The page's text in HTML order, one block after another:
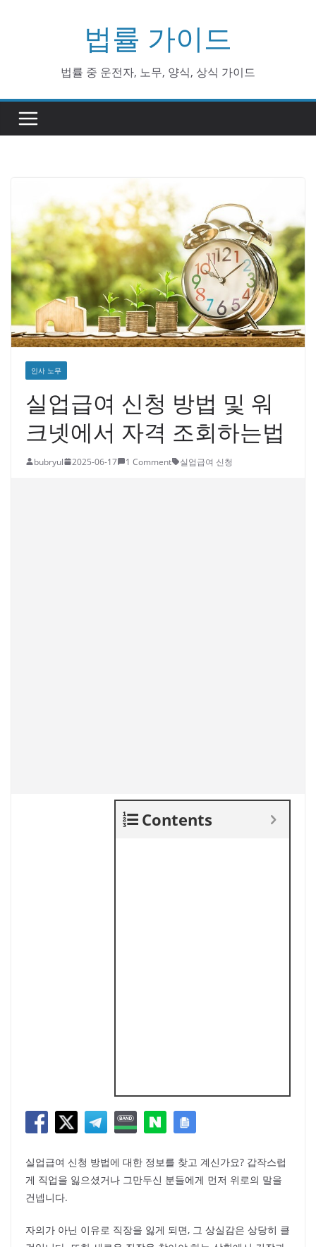
법률 가이드
법률 중 운전자, 노무, 양식, 상식 가이드
인사 노무
실업급여 신청 방법 및 워
크넷에서 자격 조회하는법
bubryul 2025-06-17 1 Comment 실업급여 신청
Contents
실업급여 신청 방법에 대한 정보를 찾고 계신가요? 갑작스럽
게 직업을 잃으셨거나 그만두신 분들에게 먼저 위로의 말을
건넵니다.
자의가 아닌 이유로 직장을 잃게 되면, 그 상실감은 상당히 클